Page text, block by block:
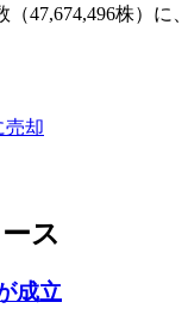
47,674,496株）に
売却
ス
成立